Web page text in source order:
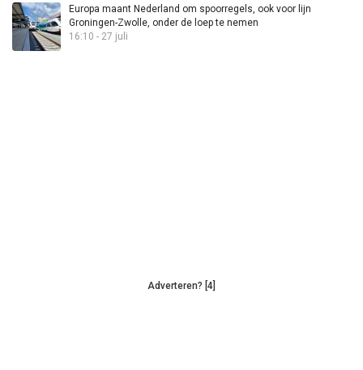
Europa maant Nederland om spoorregels, ook voor lijn
Groningen-Zwolle, onder de loep te nemen
16:10 - 27 juli
Adverteren? [4]